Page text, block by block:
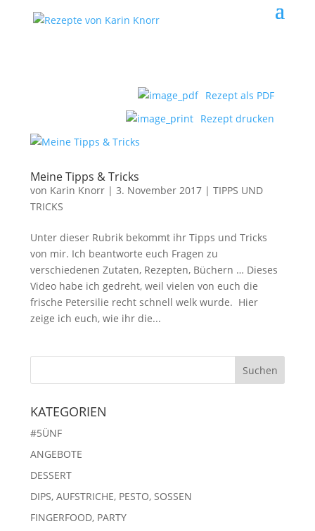
Rezept als PDF
Rezept drucken
Meine Tipps & Tricks
von Karin Knorr| 3. November 2017| TIPPS UND
TRICKS
Unter dieser Rubrik bekommt ihr Tipps und Tricks
von mir. Ich beantworte euch Fragen zu
verschiedenen Zutaten, Rezepten, Büchern … Dieses
Video habe ich gedreht, weil vielen von euch die
frische Petersilie recht schnell welk wurde. Hier
zeige ich euch, wie ihr die...
KATEGORIEN
#5ÜNF
ANGEBOTE
DESSERT
DIPS, AUFSTRICHE, PESTO, SOSSEN
FINGERFOOD, PARTY